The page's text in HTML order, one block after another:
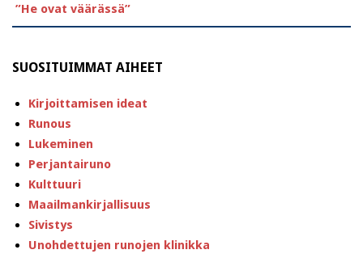
”He ovat väärässä”
SUOSITUIMMAT AIHEET
Kirjoittamisen ideat
Runous
Lukeminen
Perjantairuno
Kulttuuri
Maailmankirjallisuus
Sivistys
Unohdettujen runojen klinikka